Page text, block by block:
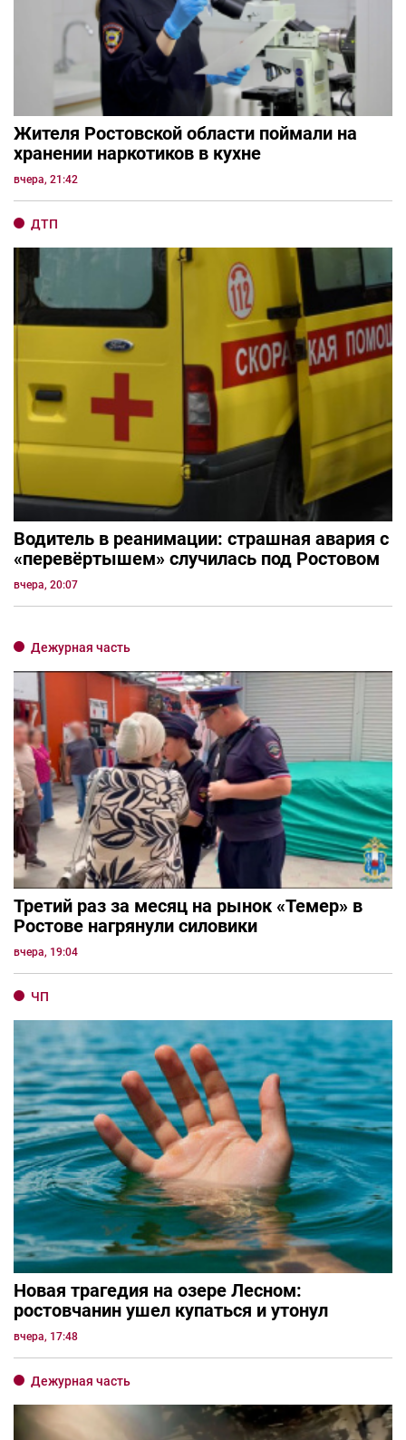
Жителя Ростовской области поймали на
хранении наркотиков в кухне
вчера, 21:42
ДТП
Водитель в реанимации: страшная авария с
«перевёртышем» случилась под Ростовом
вчера, 20:07
Дежурная часть
Третий раз за месяц на рынок «Темер» в
Ростове нагрянули силовики
вчера, 19:04
ЧП
Новая трагедия на озере Лесном:
ростовчанин ушел купаться и утонул
вчера, 17:48
Дежурная часть